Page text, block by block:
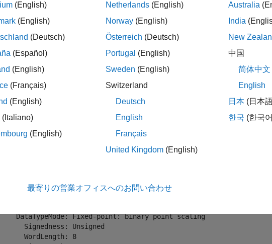
たたむ
ジェクトの の値の確認
DataTypeMode: Fixed-point: binary point scaling
Signedness: Unsigned
WordLength: 8
(English)
(English)
(Deutsch)
(Español)
(English)
(Français)
(English)
(Italiano)
(English)
Netherlands (English)
Norway (English)
Österreich (Deutsch)
Portugal (English)
Sweden (English)
Switzerland
Deutsch
English
Français
United Kingdom (English)
Australia
India
New
中国
简体中文
English
日本 (日本
한국 (한국
最寄りの営業オフィスへのお問い合わせ